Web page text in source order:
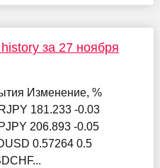
за 27 ноября
Изменение, %
181.233 -0.03
206.893 -0.05
0.57264 0.5